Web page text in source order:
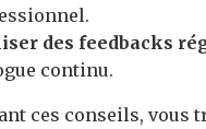
des feedbacks
continu.
ces conseils, vous